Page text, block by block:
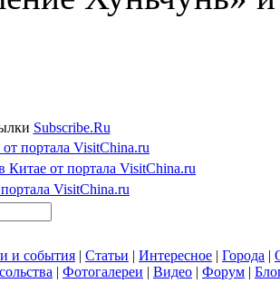
Subscribe.Ru
портала VisitChina.ru
Китае от портала VisitChina.ru
VisitChina.ru
и события | Статьи | Интересное | Города |
| Фотогалереи | Видео | Форум |